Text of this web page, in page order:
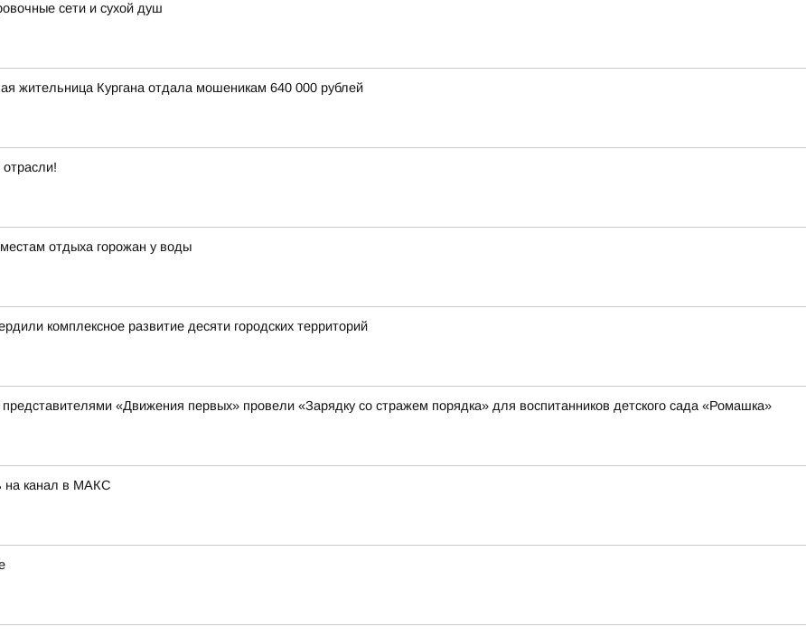
сети и сухой душ
жительница Кургана отдала мошеникам 640 000 рублей
отдыха горожан у воды
комплексное развитие десяти городских территорий
представителями «Движения первых» провели «Зарядку со стражем порядка» для воспитанников детского сада «Ромашка»
на канал в МАКС